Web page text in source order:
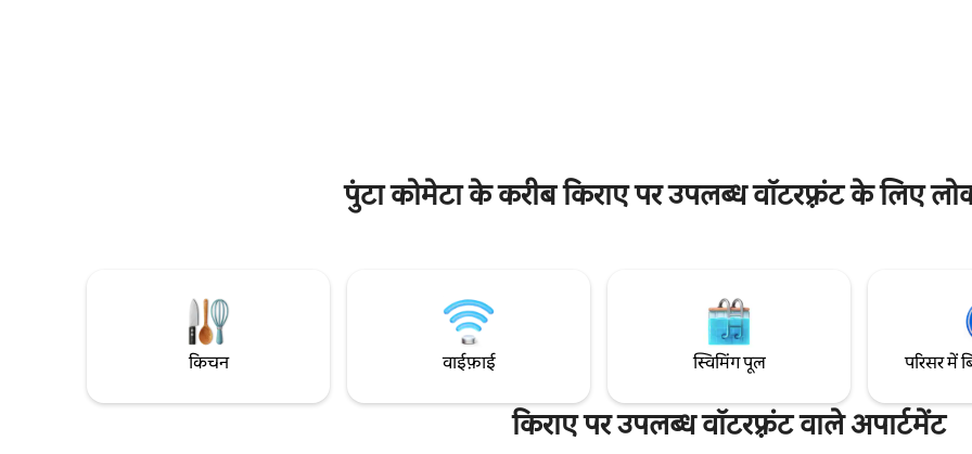
पुंटा कोमेटा के करीब किराए पर उपलब्ध वॉटरफ़्रंट के लिए
किचन वाईफ़ाई स्विमिंग पूल परिसर में
किराए पर उपलब्ध वॉटरफ़्रंट वाले अपार्टमेंट